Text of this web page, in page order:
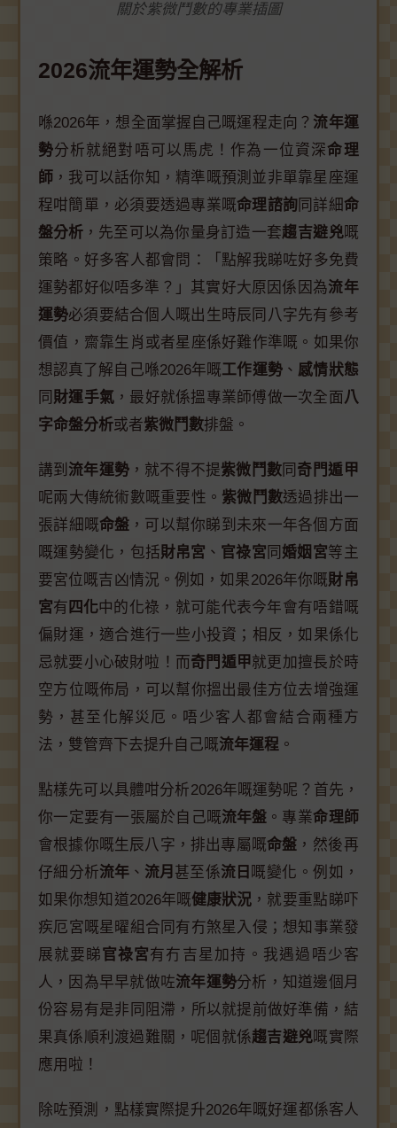
關於紫微鬥數的專業插圖
2026流年運勢全解析
喺2026年，想全面掌握自己嘅運程走向？ 流年運
勢分析就絕對唔可以馬虎！作為一位資深命理
師 ，我可以話你知，精準嘅預測並非單靠星座運
程咁簡單，必須要透過專業嘅命理諮詢 同詳細命
盤分析 ，先至可以為你量身訂造一套趨吉避兇嘅
策略。好多客人都會問：「點解我睇咗好多免費
運勢都好似唔多準？」其實好大原因係因為流年
運勢必須要結合個人嘅出生時辰同八字先有參考
價值，齋靠生肖或者星座係好難作準嘅。如果你
想認真了解自己喺2026年嘅工作運勢 、 感情狀態
同 財運手氣 ，最好就係搵專業師傅做一次全面八
字命盤分析或者紫微鬥數排盤。
講到 流年運勢 ，就不得不提紫微鬥數 同 奇門遁甲
呢兩大傳統術數嘅重要性。 紫微鬥數透過排出一
張詳細嘅命盤 ，可以幫你睇到未來一年各個方面
嘅運勢變化，包括財帛宮 、 官祿宮 同 婚姻宮等主
要宮位嘅吉凶情況。例如，如果2026年你嘅財帛
宮有 四化中的化祿，就可能代表今年會有唔錯嘅
偏財運，適合進行一些小投資；相反，如果係化
忌就要小心破財啦！而奇門遁甲就更加擅長於時
空方位嘅佈局，可以幫你搵出最佳方位去增強運
勢，甚至化解災厄。唔少客人都會結合兩種方
法，雙管齊下去提升自己嘅流年運程 。
點樣先可以具體咁分析2026年嘅運勢呢？首先，
你一定要有一張屬於自己嘅流年盤 。專業命理師
會根據你嘅生辰八字，排出專屬嘅命盤 ，然後再
仔細分析流年 、 流月 甚至係流日 嘅變化。例如，
如果你想知道2026年嘅健康狀況 ，就要重點睇吓
疾厄宮嘅星曜組合同有冇煞星入侵；想知事業發
展就要睇官祿宮有冇吉星加持。我遇過唔少客
人，因為早早就做咗流年運勢分析，知道邊個月
份容易有是非同阻滯，所以就提前做好準備，結
果真係順利渡過難關，呢個就係趨吉避兇嘅實際
應用啦！
除咗預測，點樣實際提升2026年嘅好運都係客人